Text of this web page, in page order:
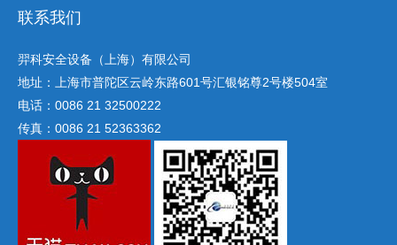
联系我们
羿科安全设备（上海）有限公司
地址：上海市普陀区云岭东路601号汇银铭尊2号楼504室
电话：0086 21 32500222
传真：0086 21 52363362